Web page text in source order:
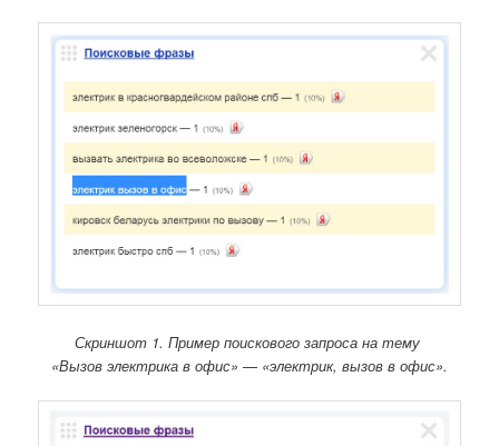
Скриншот 1. Пример поискового запроса на тему
«Вызов электрика в офис» — «электрик, вызов в офис».